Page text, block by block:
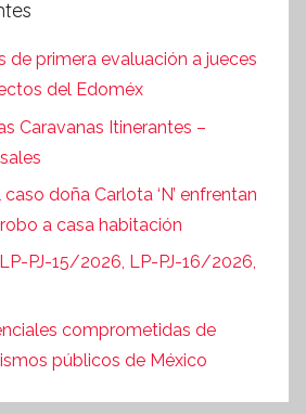
de primera evaluación a jueces
del Edoméx
Caravanas Itinerantes –
doña Carlota ‘N’ enfrentan
a casa habitación
PJ-15/2026, LP-PJ-16/2026,
comprometidas de
públicos de México